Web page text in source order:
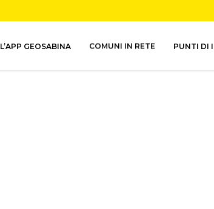
L’APP GEOSABINA COMUNI IN RETE PUNTI DI